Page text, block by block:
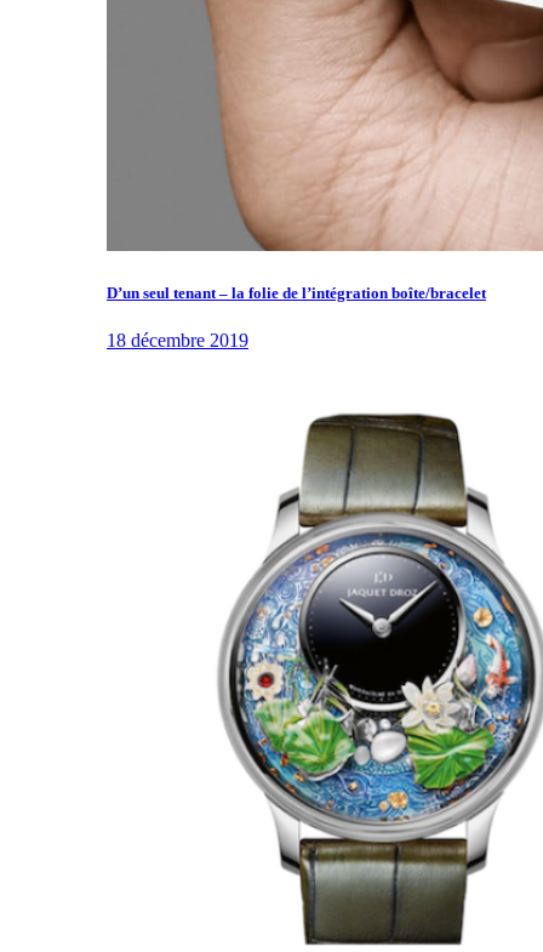
D’un seul tenant – la folie de l’intégration boîte/bracelet
18 décembre 2019